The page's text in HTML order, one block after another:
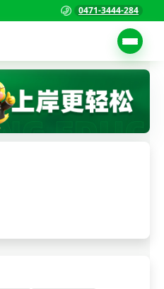
0471-3444-284
务员考试
员考试